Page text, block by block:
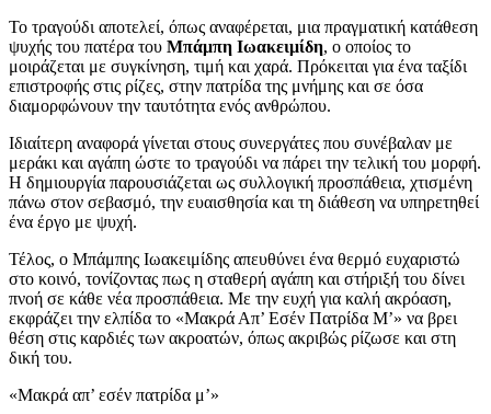
Το τραγούδι αποτελεί, όπως αναφέρεται, μια πραγματική κατάθεση
ψυχής του πατέρα του Μπάμπη Ιωακειμίδη, ο οποίος το
μοιράζεται με συγκίνηση, τιμή και χαρά. Πρόκειται για ένα ταξίδι
επιστροφής στις ρίζες, στην πατρίδα της μνήμης και σε όσα
διαμορφώνουν την ταυτότητα ενός ανθρώπου.
Ιδιαίτερη αναφορά γίνεται στους συνεργάτες που συνέβαλαν με
μεράκι και αγάπη ώστε το τραγούδι να πάρει την τελική του μορφή.
Η δημιουργία παρουσιάζεται ως συλλογική προσπάθεια, χτισμένη
πάνω στον σεβασμό, την ευαισθησία και τη διάθεση να υπηρετηθεί
ένα έργο με ψυχή.
Τέλος, ο Μπάμπης Ιωακειμίδης απευθύνει ένα θερμό ευχαριστώ
στο κοινό, τονίζοντας πως η σταθερή αγάπη και στήριξή του δίνει
πνοή σε κάθε νέα προσπάθεια. Με την ευχή για καλή ακρόαση,
εκφράζει την ελπίδα το «Μακρά Απ’ Εσέν Πατρίδα Μ’» να βρει
θέση στις καρδιές των ακροατών, όπως ακριβώς ρίζωσε και στη
δική του.
«Μακρά απ’ εσέν πατρίδα μ’»